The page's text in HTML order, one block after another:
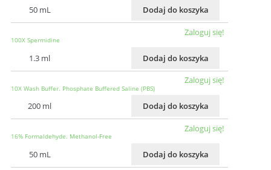
50 mL Dodaj do koszyka
100X Spermidine
1.3 ml
Zaloguj się!
Dodaj do koszyka
10X Wash Buffer. Phosphate Buffered Saline (PBS)
200 ml
Zaloguj się!
Dodaj do koszyka
16% Formaldehyde. Methanol-Free
50 mL
Zaloguj się!
Dodaj do koszyka